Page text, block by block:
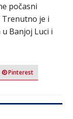
počasni
Trenutno je i
Banjoj Luci i
Pinterest